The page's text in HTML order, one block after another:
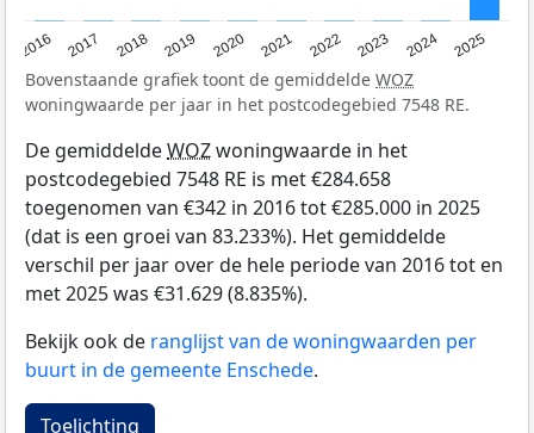
2016 2017 2018 2019 2020 2021 2022 2023 2024 2025
Bovenstaande grafiek toont de gemiddelde WOZ
woningwaarde per jaar in het postcodegebied 7548 RE.
De gemiddeldeWOZwoningwaarde in het
postcodegebied 7548 RE is met €284.658
toegenomen van €342 in 2016 tot €285.000 in 2025
(dat is een groei van 83.233%). Het gemiddelde
verschil per jaar over de hele periode van 2016 tot en
met 2025 was €31.629 (8.835%).
Bekijk ook de ranglijst van de woningwaarden per
buurt in de gemeente Enschede.
Toelichting